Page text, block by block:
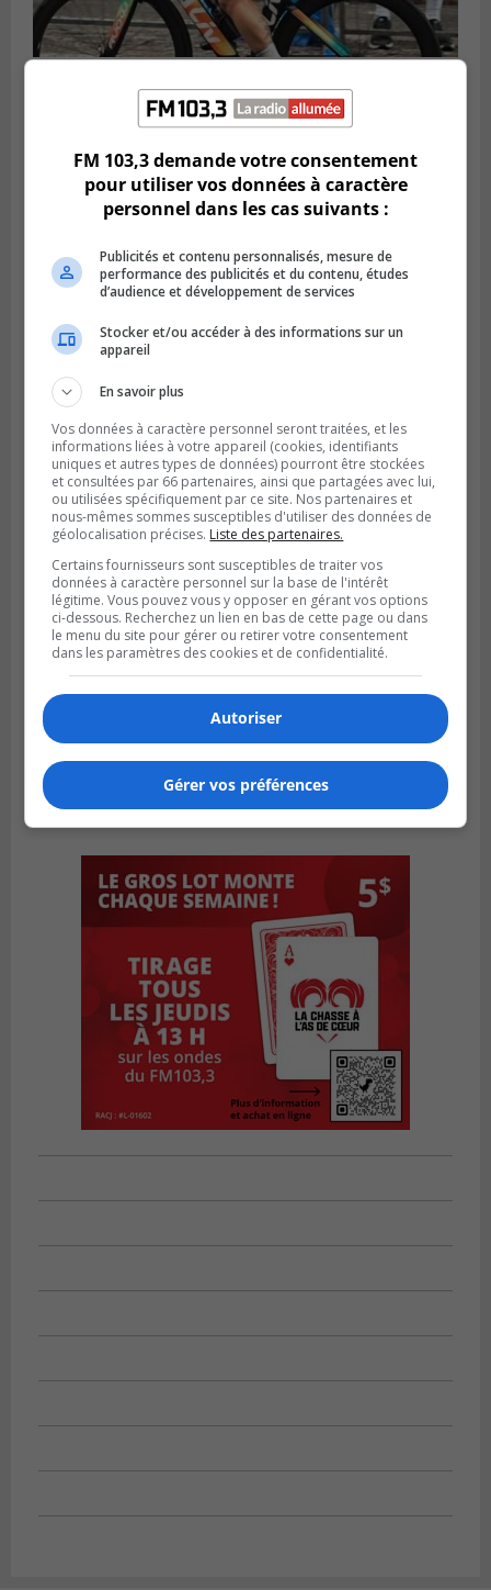
Publié le 5 août 2026 à 08h23
De la fibrose kystique à l’Ironman : le
parcours inspirant d’Emma Fontaine
Publié le 4 août 2026 à 13h18
Des fromages de la Laiterie Coaticook
rappelés par l’ACIA
FM 103,3 demande votre consentement
pour utiliser vos données à caractère
personnel dans les cas suivants :
Publicités et contenu personnalisés, mesure de
performance des publicités et du contenu, études
d’audience et développement de services
Stocker et/ou accéder à des informations sur un
appareil
En savoir plus
Vos données à caractère personnel seront traitées, et les
informations liées à votre appareil (cookies, identifiants
uniques et autres types de données) pourront être stockées
et consultées par 66 partenaires, ainsi que partagées avec lui,
ou utilisées spécifiquement par ce site. Nos partenaires et
nous-mêmes sommes susceptibles d'utiliser des données de
géolocalisation précises. Liste des partenaires.
Certains fournisseurs sont susceptibles de traiter vos
données à caractère personnel sur la base de l'intérêt
légitime. Vous pouvez vous y opposer en gérant vos options
ci-dessous. Recherchez un lien en bas de cette page ou dans
le menu du site pour gérer ou retirer votre consentement
dans les paramètres des cookies et de confidentialité.
Autoriser
Gérer vos préférences